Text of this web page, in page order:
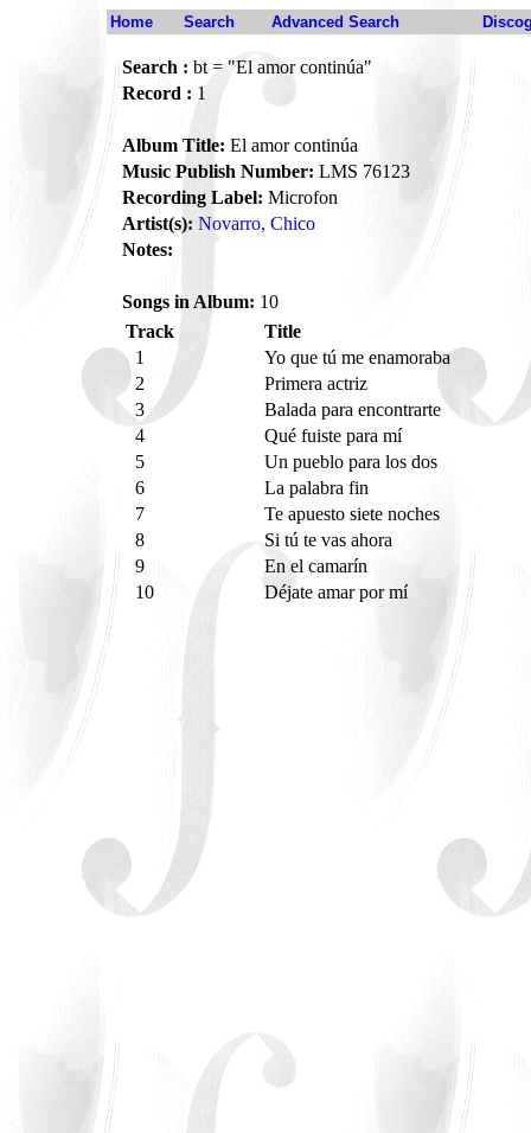
Home Search Advanced Search
Search : bt = "El amor continúa"
Record : 1
Album Title: El amor continúa
Music Publish Number: LMS 76123
Recording Label: Microfon
Artist(s): Novarro, Chico
Notes:
Songs in Album: 10
Track
Title
1
Yo que tú me enamoraba
2
Primera actriz
3
Balada para encontrarte
4
Qué fuiste para mí
5
Un pueblo para los dos
6
La palabra fin
7
Te apuesto siete noches
8
Si tú te vas ahora
9
En el camarín
10
Déjate amar por mí